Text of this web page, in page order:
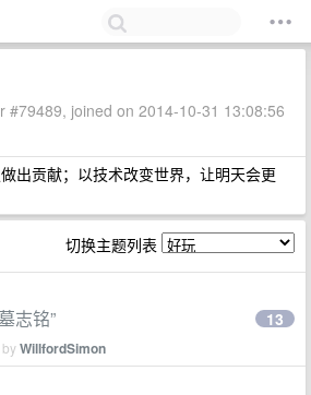
#79489, joined on 2014-10-31 13:08:56
出贡献；以技术改变世界，让明天会更
切换主题列表
志铭”
WillfordSimon
13